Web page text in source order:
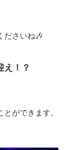
ださいね🎶
え！？
ができます。